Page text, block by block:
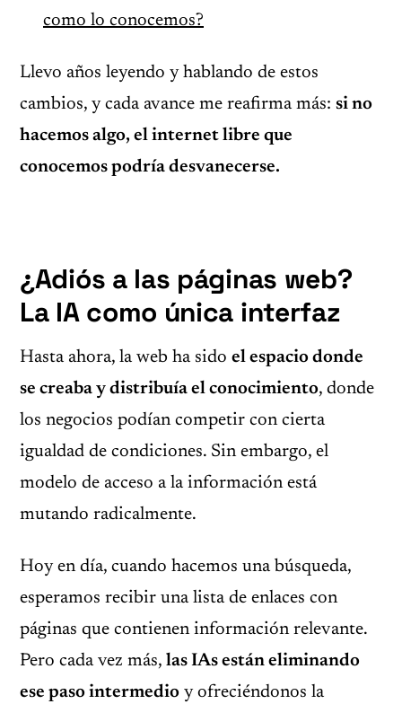
como lo conocemos?
Llevo años leyendo y hablando de estos
cambios, y cada avance me reafirma más: si no
hacemos algo, el internet libre que
conocemos podría desvanecerse.
¿Adiós a las páginas web?
La IA como única interfaz
Hasta ahora, la web ha sido el espacio donde
se creaba y distribuía el conocimiento, donde
los negocios podían competir con cierta
igualdad de condiciones. Sin embargo, el
modelo de acceso a la información está
mutando radicalmente.
Hoy en día, cuando hacemos una búsqueda,
esperamos recibir una lista de enlaces con
páginas que contienen información relevante.
Pero cada vez más, las IAs están eliminando
ese paso intermedio y ofreciéndonos la